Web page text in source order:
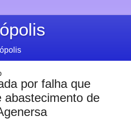
por falha que
abastecimento de